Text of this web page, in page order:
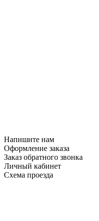
Напишите нам
Оформление заказа
Заказ обратного звонка
Личный кабинет
Схема проезда